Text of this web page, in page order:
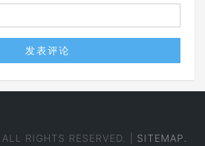
. ALL RIGHTS RESERVED. | SITEMAP.